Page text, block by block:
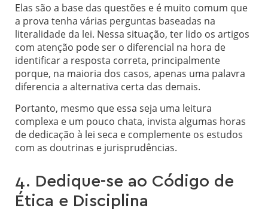
Elas são a base das questões e é muito comum que
a prova tenha várias perguntas baseadas na
literalidade da lei. Nessa situação, ter lido os artigos
com atenção pode ser o diferencial na hora de
identificar a resposta correta, principalmente
porque, na maioria dos casos, apenas uma palavra
diferencia a alternativa certa das demais.
Portanto, mesmo que essa seja uma leitura
complexa e um pouco chata, invista algumas horas
de dedicação à lei seca e complemente os estudos
com as doutrinas e jurisprudências.
4. Dedique-se ao Código de
Ética e Disciplina